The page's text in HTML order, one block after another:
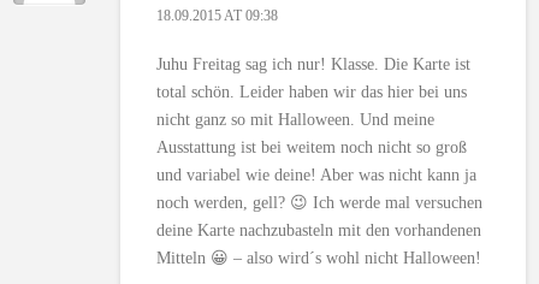
18.09.2015 AT 09:38
Juhu Freitag sag ich nur! Klasse. Die Karte ist
total schön. Leider haben wir das hier bei uns
nicht ganz so mit Halloween. Und meine
Ausstattung ist bei weitem noch nicht so groß
und variabel wie deine! Aber was nicht kann ja
noch werden, gell? 😉 Ich werde mal versuchen
deine Karte nachzubasteln mit den vorhandenen
Mitteln 😀 – also wird´s wohl nicht Halloween!